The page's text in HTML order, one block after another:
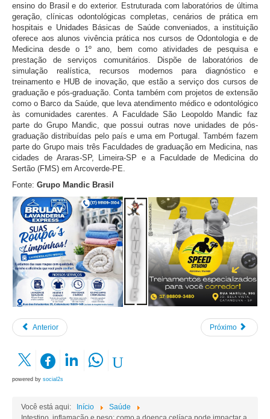
ensino do Brasil e do exterior. Estruturada com laboratórios de última
geração, clínicas odontológicas completas, cenários de prática em
hospitais e Unidades Básicas de Saúde conveniados, a instituição
oferece aos alunos vivência prática nos cursos de Odontologia e de
Medicina desde o 1º ano, bem como atividades de pesquisa e
prestação de serviços comunitários. Dispõe de laboratórios de
simulação realística, recursos modernos para diagnóstico e
treinamento e HUB de inovação, que estão a serviço dos cursos de
graduação e pós-graduação. Conta também com projetos de extensão
como o Barco da Saúde, que leva atendimento médico e odontológico
às comunidades carentes. A Faculdade São Leopoldo Mandic faz
parte do Grupo Mandic, que possui outras nove unidades de pós-
graduação distribuídas pelo país e uma em Portugal. Também fazem
parte do Grupo mais três Faculdades de graduação em Medicina, nas
cidades de Araras-SP, Limeira-SP e a Faculdade de Medicina do
Sertão (FMS) em Arcoverde-PE.
Fonte: Grupo Mandic Brasil
Anterior Próximo
powered by social2s
Você está aqui: Início
Saúde